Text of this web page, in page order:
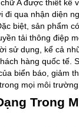
A được thiết kế
đi qua nhận diện
biệt, sản phẩm có
tải thông điệp
sử dụng, kể cả
hàng quốc tế.
biển báo, giảm
mọi môi trường.
Trong